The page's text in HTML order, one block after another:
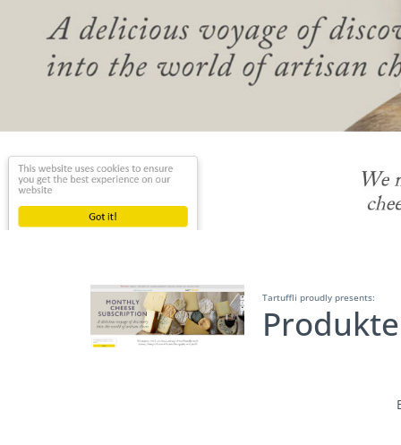
Tartuffli proudly presents: